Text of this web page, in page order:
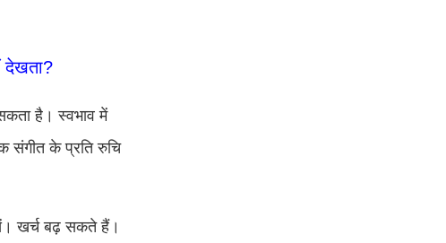
है। स्वभाव में
संगीत के प्रति रुचि
खर्च बढ़ सकते हैं।